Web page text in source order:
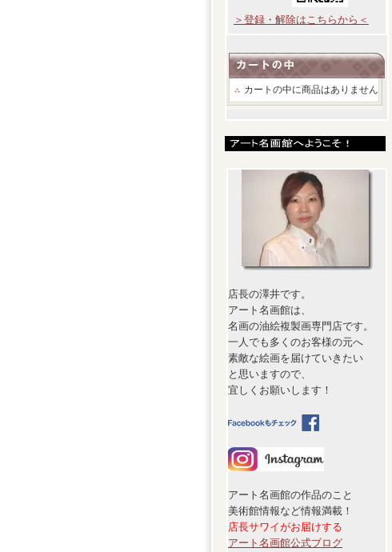
＞登録・解除はこちらから＜
カートの中に商品はありません
店長の澤井です。
アート名画館は、
名画の油絵複製画専門店です。
一人でも多くのお客様の元へ
素敵な絵画を届けていきたい
と思いますので、
宜しくお願いします！
アート名画館の作品のこと
美術館情報など情報満載！
店長サワイがお届けする
アート名画館公式ブログ